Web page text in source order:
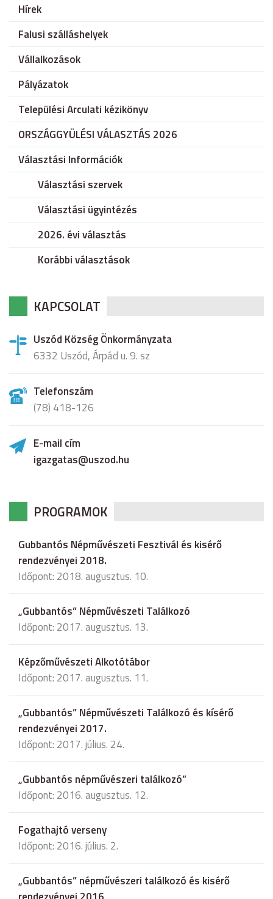
Hírek
Falusi szálláshelyek
Vállalkozások
Pályázatok
Települési Arculati kézikönyv
ORSZÁGGYÜLÉSI VÁLASZTÁS 2026
Választási Információk
Választási szervek
Választási ügyintézés
2026. évi választás
Korábbi választások
KAPCSOLAT
Uszód Község Önkormányzata
6332 Uszód, Árpád u. 9. sz
Telefonszám
(78) 418-126
E-mail cím
igazgatas@uszod.hu
PROGRAMOK
Gubbantós Népművészeti Fesztivál és kisérő
rendezvényei 2018.
Időpont: 2018. augusztus. 10.
„Gubbantós” Népművészeti Találkozó
Időpont: 2017. augusztus. 13.
Képzőművészeti Alkotótábor
Időpont: 2017. augusztus. 11.
„Gubbantós” Népművészeti Találkozó és kísérő
rendezvényei 2017.
Időpont: 2017. július. 24.
„Gubbantós népművészeri találkozó”
Időpont: 2016. augusztus. 12.
Fogathajtó verseny
Időpont: 2016. július. 2.
„Gubbantós” népművészeri találkozó és kisérő